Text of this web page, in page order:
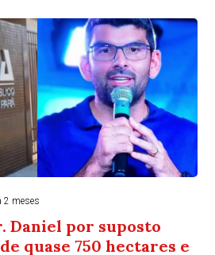
2 meses
Daniel por suposto
quase 750 hectares e